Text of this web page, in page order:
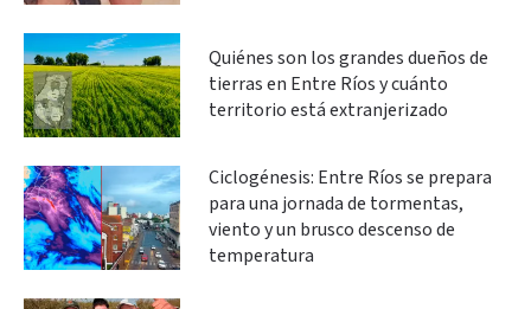
Quiénes son los grandes dueños de
tierras en Entre Ríos y cuánto
territorio está extranjerizado
Ciclogénesis: Entre Ríos se prepara
para una jornada de tormentas,
viento y un brusco descenso de
temperatura